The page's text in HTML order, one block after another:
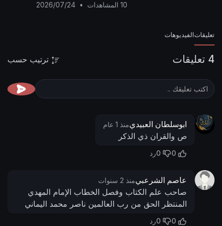
10 المشاهدات
•
2026/07/24
تعليقات الفيديوهات
4 تعليقات ترتيب حسب
ابوسلطان العبيديمنذ 1 عام
ص والقران ذي الذكر
0
0رد
عاصم الشرعبيمنذ 2 سنوات
صاحب علم الكتاب وفصل الخطاب الإمام المهدي
المنتظر الحق من رب العالمين ناصر محمد اليماني
0
0رد